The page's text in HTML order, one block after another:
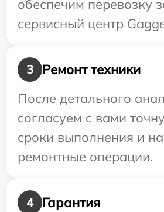
обеспечим перевозку
сервисный центр
3
Ремонт техники
После детального
согласуем с вами
сроки выполнения и
ремонтные операции.
4
Гарантия